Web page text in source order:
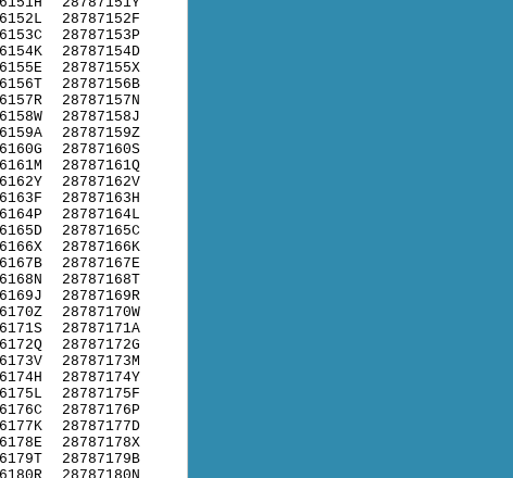
28787152F
28787153P
28787154D
28787155X
28787156B
28787157N
28787158J
28787159Z
28787160S
28787161Q
28787162V
28787163H
28787164L
28787165C
28787166K
28787167E
28787168T
28787169R
28787170W
28787171A
28787172G
28787173M
28787174Y
28787175F
28787176P
28787177D
28787178X
28787179B